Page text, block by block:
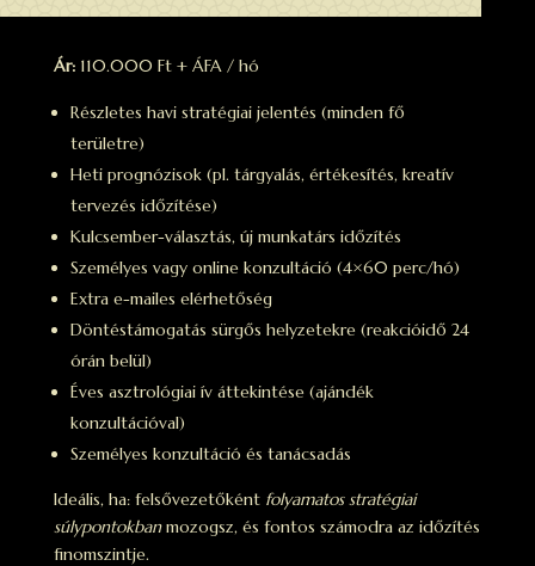
Ár:110.000 Ft + ÁFA / hó
Részletes havi stratégiai jelentés (minden fő
területre)
Heti prognózisok (pl. tárgyalás, értékesítés, kreatív
tervezés időzítése)
Kulcsember-választás, új munkatárs időzítés
Személyes vagy online konzultáció (4×60 perc/hó)
Extra e-mailes elérhetőség
Döntéstámogatás sürgős helyzetekre (reakcióidő 24
órán belül)
Éves asztrológiai ív áttekintése (ajándék
konzultációval)
Személyes konzultáció és tanácsadás
Ideális, ha: felsővezetőként folyamatos stratégiai
súlypontokbanmozogsz, és fontos számodra az időzítés
finomszintje.